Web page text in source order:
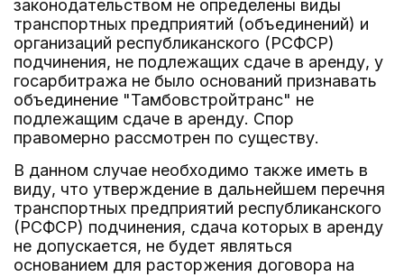
законодательством не определены виды
транспортных предприятий (объединений) и
организаций республиканского (РСФСР)
подчинения, не подлежащих сдаче в аренду, у
госарбитража не было оснований признавать
объединение "Тамбовстройтранс" не
подлежащим сдаче в аренду. Спор
правомерно рассмотрен по существу.
В данном случае необходимо также иметь в
виду, что утверждение в дальнейшем перечня
транспортных предприятий республиканского
(РСФСР) подчинения, сдача которых в аренду
не допускается, не будет являться
основанием для расторжения договора на